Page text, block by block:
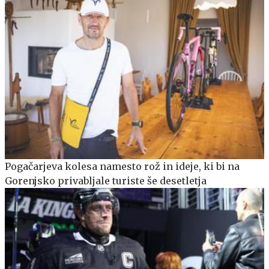
Pogačarjeva kolesa namesto rož in ideje, ki bi na
Gorenjsko privabljale turiste še desetletja